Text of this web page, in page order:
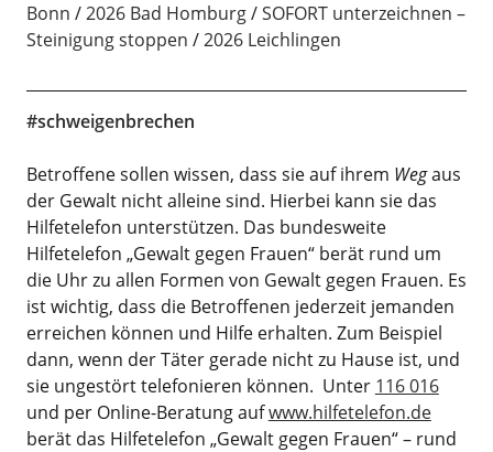
Bonn
2026 Bad Homburg
SOFORT unterzeichnen –
Steinigung stoppen
2026 Leichlingen
#schweigenbrechen
Betroffene sollen wissen, dass sie auf ihrem Wegaus
der Gewalt nicht alleine sind. Hierbei kann sie das
Hilfetelefon unterstützen. Das bundesweite
Hilfetelefon „Gewalt gegen Frauen“ berät rund um
die Uhr zu allen Formen von Gewalt gegen Frauen. Es
ist wichtig, dass die Betroffenen jederzeit jemanden
erreichen können und Hilfe erhalten. Zum Beispiel
dann, wenn der Täter gerade nicht zu Hause ist, und
sie ungestört telefonieren können. Unter 116 016
und per Online-Beratung aufwww.hilfetelefon.de
berät das Hilfetelefon „Gewalt gegen Frauen“ – rund